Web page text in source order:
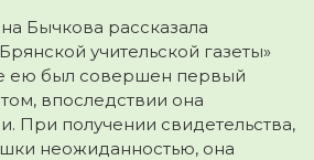
Бычкова рассказала
учительской газеты»
ею был совершен первый
впоследствии она
При получении свидетельства,
неожиданностью, она